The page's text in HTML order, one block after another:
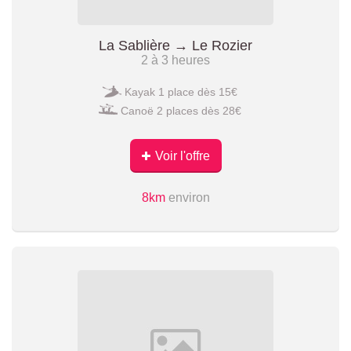
La Sablière → Le Rozier
2 à 3 heures
Kayak 1 place dès 15€
Canoë 2 places dès 28€
Voir l'offre
8kmenviron